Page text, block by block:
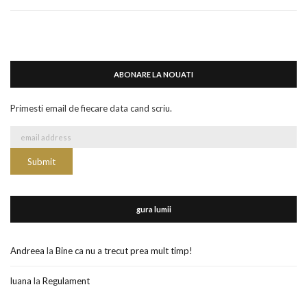
ABONARE LA NOUATI
Primesti email de fiecare data cand scriu.
gura lumii
Andreea la Bine ca nu a trecut prea mult timp!
luana la Regulament